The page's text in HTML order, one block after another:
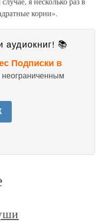
корни».
аудиокниг! 📚
Подписки в